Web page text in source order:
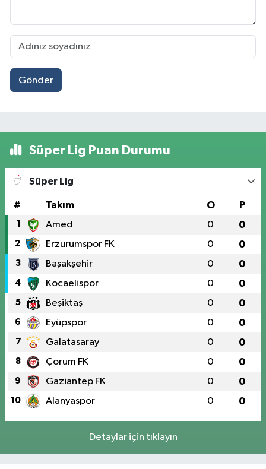
Gönder
Süper Lig Puan Durumu
Süper Lig
# Takım O P
1 Amed 0 0
2 Erzurumspor FK 0 0
3 Başakşehir 0 0
4 Kocaelispor 0 0
5 Beşiktaş 0 0
6 Eyüpspor 0 0
7 Galatasaray 0 0
8 Çorum FK 0 0
9 Gaziantep FK 0 0
10 Alanyaspor 0 0
Detaylar için tıklayın